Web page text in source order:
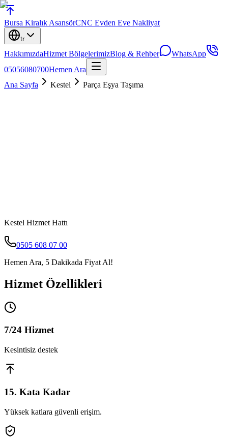
Bursa Kiralık AsansörCNC Evden Eve Nakliyat
tr
HakkımızdaHizmet BölgelerimizBlog & Rehber
WhatsApp
05056080700Hemen Ara
Ana Sayfa
Kestel Parça Eşya Taşıma
Kestel Hizmet Hattı
0505 608 07 00
Hemen Ara, 5 Dakikada Fiyat Al!
Hizmet Özellikleri
7/24 Hizmet
Kesintisiz destek
15. Kata Kadar
Yüksek katlara güvenli erişim.